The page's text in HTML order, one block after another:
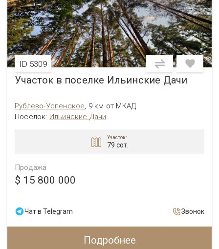
ID 5309
Участок в поселке Ильинские Дачи
Рублево-Успенское, 9 км от МКАД
Посёлок: Ильинские Дачи
Участок:
79 сот.
Продажа
$ 15 800 000
Чат в Telegram Звонок
Подробнее